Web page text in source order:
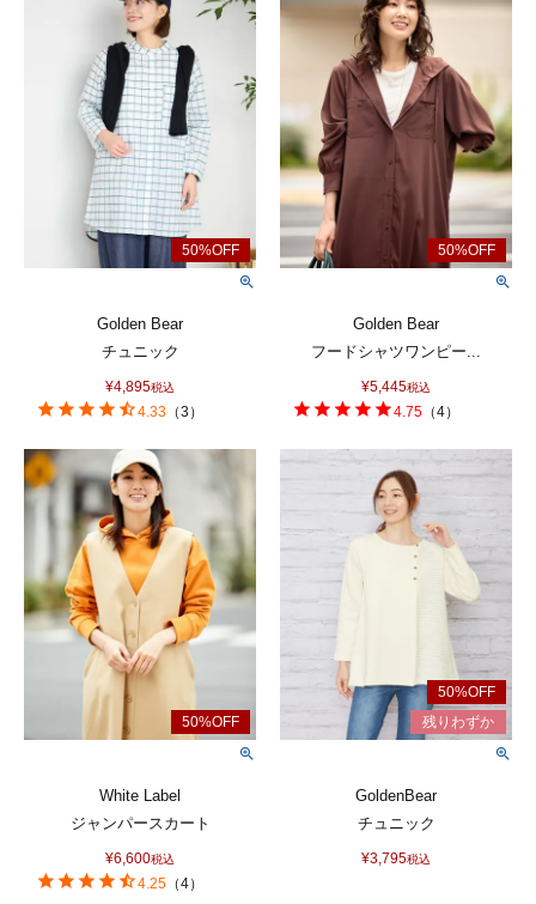
Golden Bear
チュニック
¥4,895税込
4.33 （3 ）
Golden Bear
フードシャツワンピー...
¥5,445税込
4.75 （4）
White Label
ジャンパースカート
¥6,600税込
4.25 （4）
GoldenBear
チュニック
¥3,795税込